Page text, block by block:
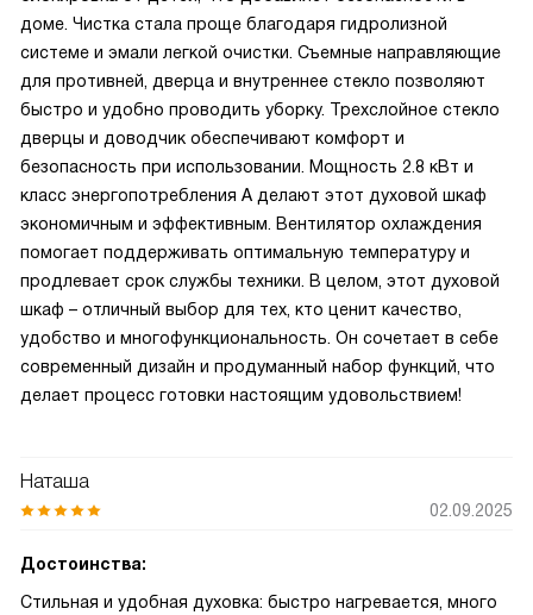
доме. Чистка стала проще благодаря гидролизной
системе и эмали легкой очистки. Съемные направляющие
для противней, дверца и внутреннее стекло позволяют
быстро и удобно проводить уборку. Трехслойное стекло
дверцы и доводчик обеспечивают комфорт и
безопасность при использовании. Мощность 2.8 кВт и
класс энергопотребления А делают этот духовой шкаф
экономичным и эффективным. Вентилятор охлаждения
помогает поддерживать оптимальную температуру и
продлевает срок службы техники. В целом, этот духовой
шкаф – отличный выбор для тех, кто ценит качество,
удобство и многофункциональность. Он сочетает в себе
современный дизайн и продуманный набор функций, что
делает процесс готовки настоящим удовольствием!
Наташа
02.09.2025
Достоинства:
Стильная и удобная духовка: быстро нагревается, много